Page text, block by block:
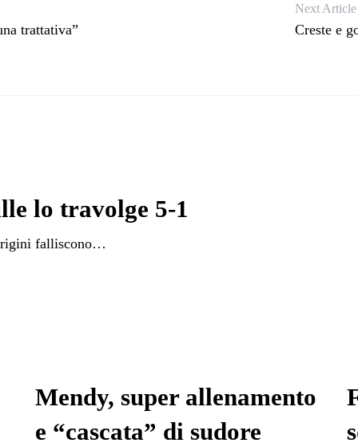
trattativa”
Next Article
Creste e
lo travolge 5-1
falliscono…
Mendy, super allenamento
e “cascata” di sudore